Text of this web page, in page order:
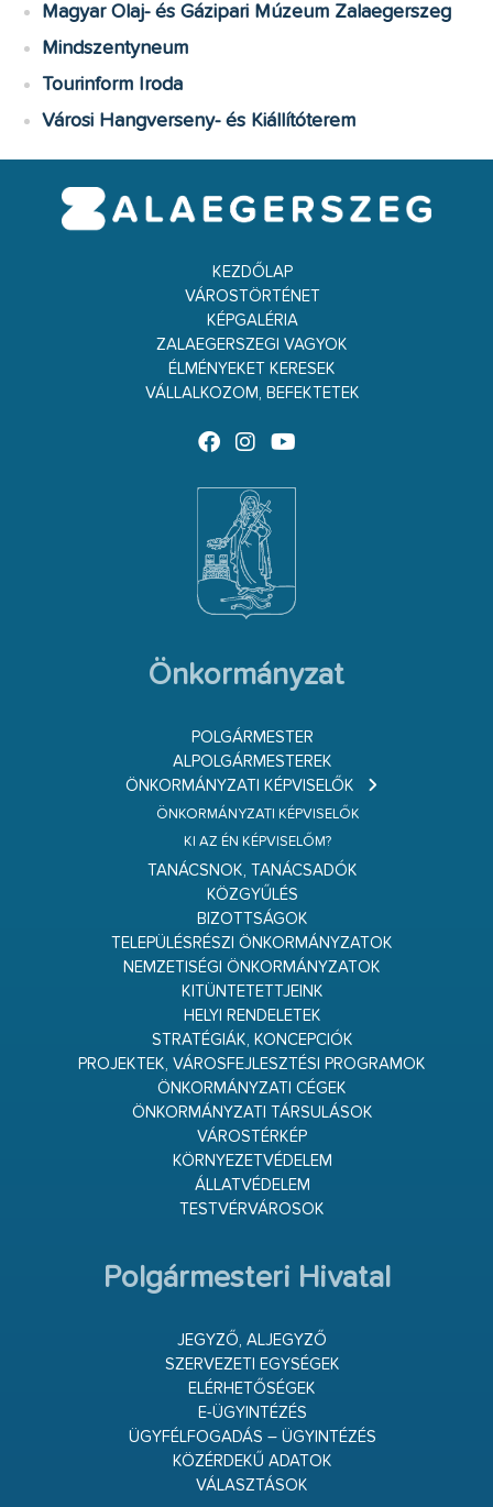
Magyar Olaj- és Gázipari Múzeum Zalaegerszeg
Mindszentyneum
Tourinform Iroda
Városi Hangverseny- és Kiállítóterem
KEZDŐLAP
VÁROSTÖRTÉNET
KÉPGALÉRIA
ZALAEGERSZEGI VAGYOK
ÉLMÉNYEKET KERESEK
VÁLLALKOZOM, BEFEKTETEK
Önkormányzat
POLGÁRMESTER
ALPOLGÁRMESTEREK
ÖNKORMÁNYZATI KÉPVISELŐK
ÖNKORMÁNYZATI KÉPVISELŐK
KI AZ ÉN KÉPVISELŐM?
TANÁCSNOK, TANÁCSADÓK
KÖZGYŰLÉS
BIZOTTSÁGOK
TELEPÜLÉSRÉSZI ÖNKORMÁNYZATOK
NEMZETISÉGI ÖNKORMÁNYZATOK
KITÜNTETETTJEINK
HELYI RENDELETEK
STRATÉGIÁK, KONCEPCIÓK
PROJEKTEK, VÁROSFEJLESZTÉSI PROGRAMOK
ÖNKORMÁNYZATI CÉGEK
ÖNKORMÁNYZATI TÁRSULÁSOK
VÁROSTÉRKÉP
KÖRNYEZETVÉDELEM
ÁLLATVÉDELEM
TESTVÉRVÁROSOK
Polgármesteri Hivatal
JEGYZŐ, ALJEGYZŐ
SZERVEZETI EGYSÉGEK
ELÉRHETŐSÉGEK
E-ÜGYINTÉZÉS
ÜGYFÉLFOGADÁS – ÜGYINTÉZÉS
KÖZÉRDEKŰ ADATOK
VÁLASZTÁSOK